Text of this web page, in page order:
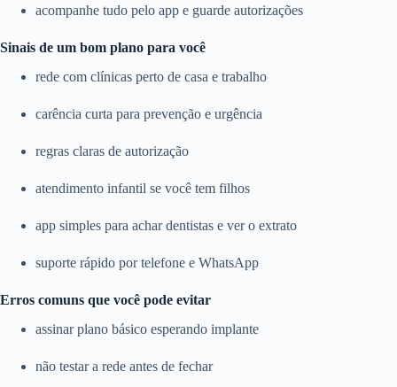
acompanhe tudo pelo app e guarde autorizações
Sinais de um bom plano para você
rede com clínicas perto de casa e trabalho
carência curta para prevenção e urgência
regras claras de autorização
atendimento infantil se você tem filhos
app simples para achar dentistas e ver o extrato
suporte rápido por telefone e WhatsApp
Erros comuns que você pode evitar
assinar plano básico esperando implante
não testar a rede antes de fechar